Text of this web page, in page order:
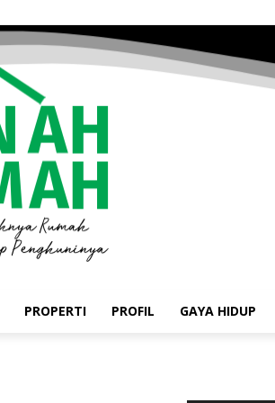
PROPERTI PROFIL GAYA HIDUP